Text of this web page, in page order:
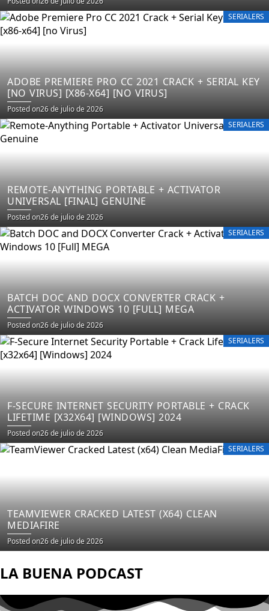
SERIALERS
ADOBE PREMIERE PRO CC 2021 CRACK + SERIAL KEY
[NO VIRUS] [X86-X64] [NO VIRUS]
Posted on26 de julio de 2026
SERIALERS
REMOTE-ANYTHING PORTABLE + ACTIVATOR
UNIVERSAL [FINAL] GENUINE
Posted on26 de julio de 2026
SERIALERS
BATCH DOC AND DOCX CONVERTER CRACK +
ACTIVATOR WINDOWS 10 [FULL] MEGA
Posted on26 de julio de 2026
SERIALERS
F-SECURE INTERNET SECURITY PORTABLE + CRACK
LIFETIME [X32X64] [WINDOWS] 2024
Posted on26 de julio de 2026
SERIALERS
TEAMVIEWER CRACKED LATEST (X64) CLEAN
MEDIAFIRE
Posted on26 de julio de 2026
LA BUENA PODCAST